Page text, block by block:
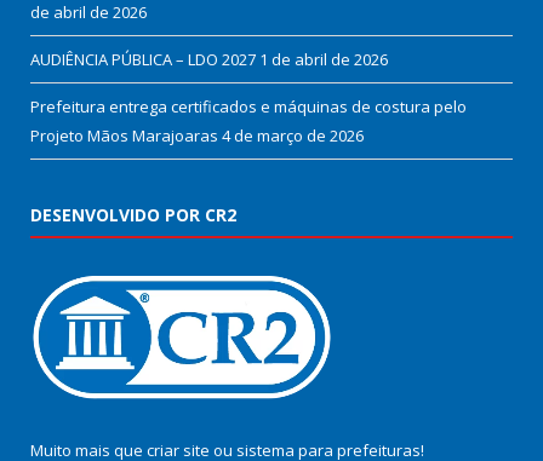
de abril de 2026
AUDIÊNCIA PÚBLICA – LDO 2027 1 de abril de 2026
Prefeitura entrega certificados e máquinas de costura pelo
Projeto Mãos Marajoaras 4 de março de 2026
DESENVOLVIDO POR CR2
Muito mais que criar site ou sistema para prefeituras!